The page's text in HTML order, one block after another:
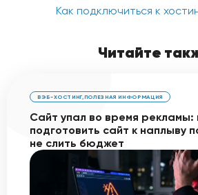
Как подключиться к
Читайте
ВЭБ-ХОСТИНГ,ПОЛЕЗНАЯ ИНФОРМАЦИЯ
Сайт упал во время рекламы:
подготовить сайт к наплыву
не слить бюджет